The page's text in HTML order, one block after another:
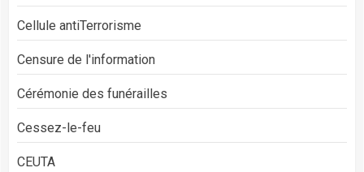
Cellule antiTerrorisme
Censure de l'information
Cérémonie des funérailles
Cessez-le-feu
CEUTA